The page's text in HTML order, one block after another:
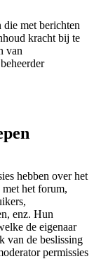
met berichten
kracht bij te
van
hebben over het
het forum,
enz. Hun
de eigenaar
van de beslissing
permissies